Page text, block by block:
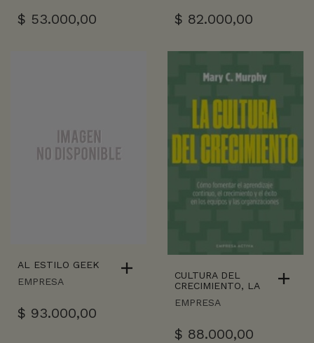
$ 53.000,00 $ 82.000,00
AL ESTILO GEEK
EMPRESA
$ 93.000,00
CULTURA DEL
CRECIMIENTO, LA
EMPRESA
$ 88.000,00